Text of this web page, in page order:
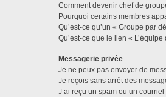
Comment devenir chef de
Pourquoi certains membres
Qu’est-ce qu’un « Groupe par
Qu’est-ce que le lien « L’équipe
Messagerie privée
Je ne peux pas envoyer de
Je reçois sans arrêt des
J’ai reçu un spam ou un